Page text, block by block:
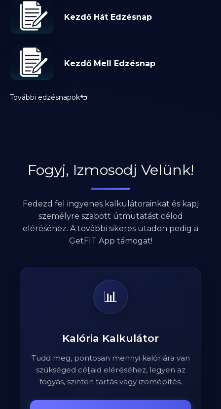
Kezdő Hát Edzésnap
Kezdő Mell Edzésnap
További edzésnapok
Fogyj, Izmosodj Velünk!
Fedezd fel ingyenes kalkulátorainkat és kapj
személyre szabott útmutatást célod
eléréséhez. A további sikeres utadon pedig a
GetFIT App támogat!
📊
Kalória Kalkulátor
Tudd meg, pontosan mennyi kalóriára van
szükséged céljaid eléréséhez, legyen az
fogyás, szinten tartás vagy izomépítés.